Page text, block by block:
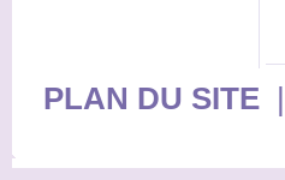
PLAN DU SITE|